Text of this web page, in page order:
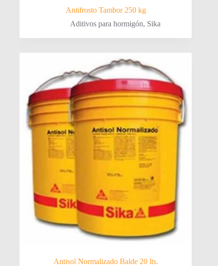
Antifrosto Tambor 250 kg
Aditivos para hormigón, Sika
Antisol Normalizado Balde 20 lts.